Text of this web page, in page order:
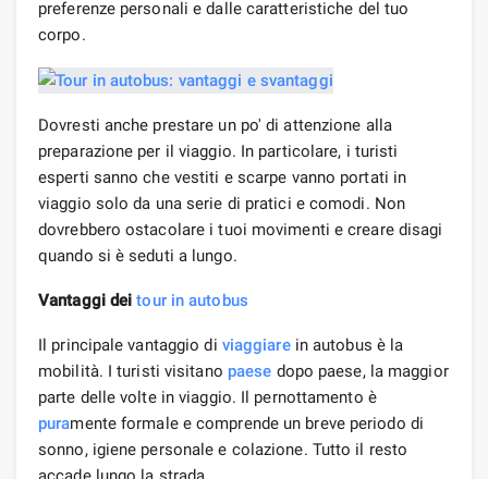
preferenze personali e dalle caratteristiche del tuo
corpo.
Dovresti anche prestare un po' di attenzione alla
preparazione per il viaggio. In particolare, i turisti
esperti sanno che vestiti e scarpe vanno portati in
viaggio solo da una serie di pratici e comodi. Non
dovrebbero ostacolare i tuoi movimenti e creare disagi
quando si è seduti a lungo.
Vantaggi deitour in autobus
Il principale vantaggio di viaggiarein autobus è la
mobilità. I turisti visitano paese dopo paese, la maggior
parte delle volte in viaggio. Il pernottamento è
puramente formale e comprende un breve periodo di
sonno, igiene personale e colazione. Tutto il resto